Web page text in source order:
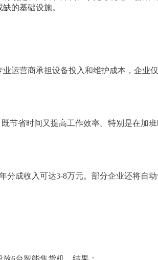
的基础设施。
运营商承担设备投入和维护成本，企业
节省时间又提高工作效率。特别是在加
分成收入可达3-8万元。部分企业还将自